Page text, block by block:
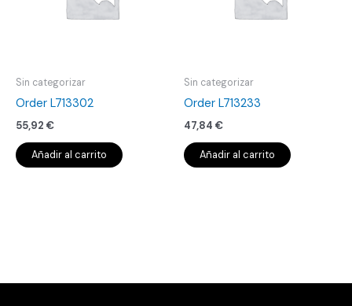
Sin categorizar
Order L713302
55,92 €
Añadir al carrito
Sin categorizar
Order L713233
47,84 €
Añadir al carrito